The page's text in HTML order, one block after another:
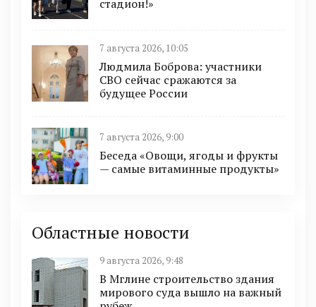
стадион!»
7 августа 2026, 10:05
Людмила Боброва: участники
СВО сейчас сражаются за
будущее России
7 августа 2026, 9:00
Беседа «Овощи, ягоды и фрукты
— самые витаминные продукты»
Областные новости
9 августа 2026, 9:48
В Мглине строительство здания
мирового суда вышло на важный